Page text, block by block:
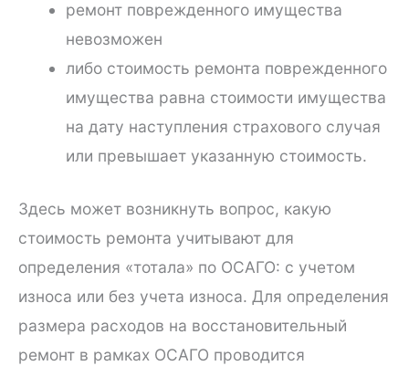
ремонт поврежденного имущества
невозможен
либо стоимость ремонта поврежденного
имущества равна стоимости имущества
на дату наступления страхового случая
или превышает указанную стоимость.
Здесь может возникнуть вопрос, какую
стоимость ремонта учитывают для
определения «тотала» по ОСАГО: с учетом
износа или без учета износа. Для определения
размера расходов на восстановительный
ремонт в рамках ОСАГО проводится